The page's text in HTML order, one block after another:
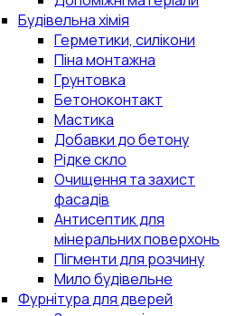
Будівельна хімія
Герметики, силікони
Піна монтажна
Грунтовка
Бетоноконтакт
Мастика
Добавки до бетону
Рідке скло
Очищення та захист
фасадів
Антисептик для
мінеральних поверхонь
Пігменти для розчину
Мило будівельне
Фурнітура для дверей